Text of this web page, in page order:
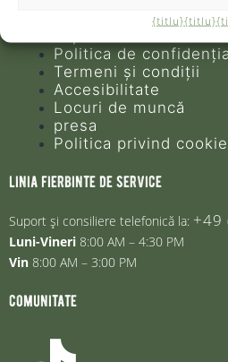
{titlu}{titlu}
Întrebări frecvente
Politica de
Termeni și condiții
Accesibilitate
Locuri de muncă
presa
Politica privind
linia fierbinte de service
Suport și consiliere telefonică la: +49
Luni-Vineri 8:00 AM – 4:30 PM
Vin 8:00 AM – 3:00 PM
comunitate